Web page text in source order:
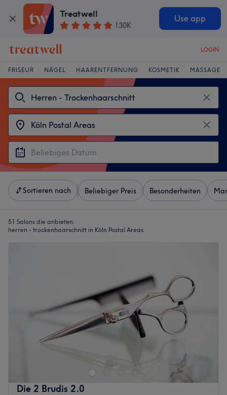
Treatwell
130K
Use app
LOGIN
FRISEUR NÄGEL HAARENTFERNUNG KOSMETIK MASSAGE
Sortieren nach Beliebiger Preis Besonderheiten
51 Salons die anbieten:
herren - trockenhaarschnitt in Köln Postal Areas
Die 2 Brudis 2.0